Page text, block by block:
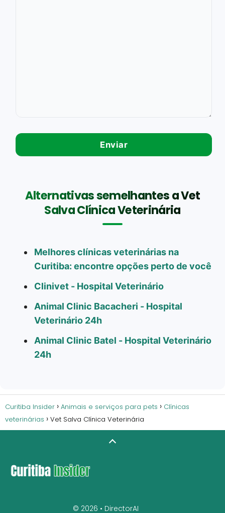
Alternativas semelhantes a Vet
Salva Clínica Veterinária
Melhores clínicas veterinárias na
Curitiba: encontre opções perto de você
Clinivet - Hospital Veterinário
Animal Clinic Bacacheri - Hospital
Veterinário 24h
Animal Clinic Batel - Hospital Veterinário
24h
Curitiba Insider Animais e serviços para pets
Clínicas
veterinárias
Vet Salva Clínica Veterinária
© 2026 • DirectorAI